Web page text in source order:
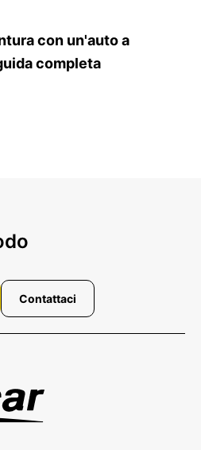
con un'auto a
completa
Contattaci